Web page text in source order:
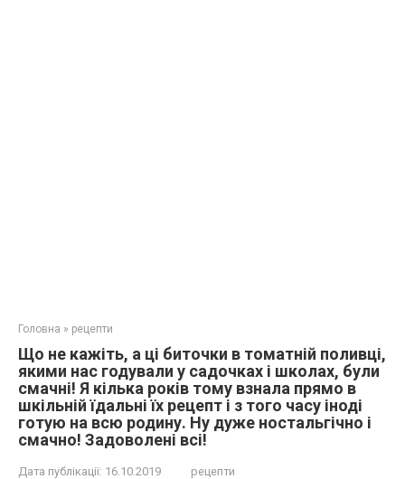
Головна » рецепти
Що не кажіть, а ці биточки в томатній поливці,
якими нас годували у садочках і школах, були
смачні! Я кілька років тому взнала прямо в
шкільній їдальні їх рецепт і з того часу іноді
готую на всю родину. Ну дуже ностальгічно і
смачно! Задоволені всі!
Дата публікації: 16.10.2019 рецепти